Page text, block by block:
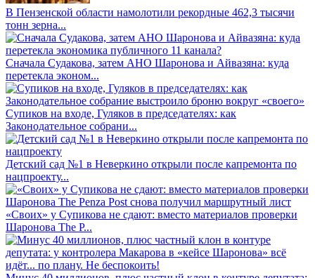
В Пензенской области намолотили рекордные 462,3 тысячи
тонн зерна...
Сначала Судакова, затем АНО Шаронова и Айвазяна: куда
перетекла эконом...
Супиков на входе, Гуляков в председателях: как
Законодательное собрани...
Детский сад №1 в Неверкино открыли после капремонта по
нацпроекту...
«Своих» у Супикова не сдают: вместо материалов проверки
Шаронова The P...